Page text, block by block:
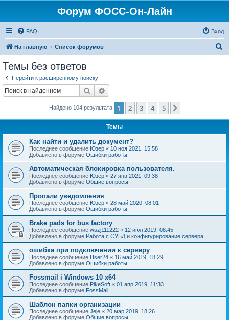
Форум ФОСС-Он-Лайн
FAQ Вход
На главную Список форумов
Темы без ответов
Перейти к расширенному поиску
Поиск
Найдено 104 результата 1 2 3 4 5
Темы
Как найти и удалить документ?
Последнее сообщение Юзер « 10 ноя 2021, 15:58
Добавлено в форуме Ошибки работы
Автоматическая блокировка пользователя.
Последнее сообщение Юзер « 27 янв 2021, 09:38
Добавлено в форуме Общие вопросы
Пропали уведомления
Последнее сообщение Юзер « 28 май 2020, 08:01
Добавлено в форуме Ошибки работы
Brake pads for bus factory
Последнее сообщение wszj111222 « 12 июл 2019, 08:45
Добавлено в форуме Работа с СУБД и конфигурирование сервера
ошибка при подключении к серверу
Последнее сообщение User24 « 16 май 2019, 18:29
Добавлено в форуме Ошибки работы
Fossmail і Windows 10 x64
Последнее сообщение PikeSoft « 01 апр 2019, 11:33
Добавлено в форуме FossMail
Шаблон папки организации
Последнее сообщение Jeje « 20 мар 2019, 18:26
Добавлено в форуме Общие вопросы